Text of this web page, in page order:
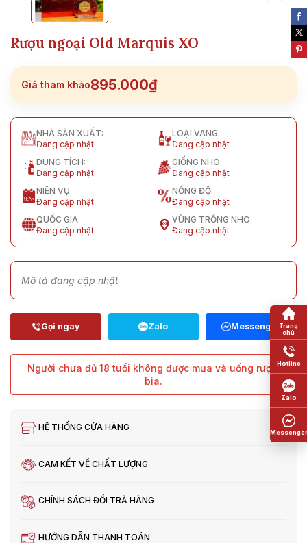
Rượu ngoại Old Marquis XO
Giá tham khảo895.000₫
NHÀ SẢN XUẤT:
Đang cập nhật
LOẠI VANG:
Đang cập nhật
DUNG TÍCH:
Đang cập nhật
GIỐNG NHO:
Đang cập nhật
NIÊN VỤ:
Đang cập nhật
NỒNG ĐỘ:
Đang cập nhật
QUỐC GIA:
Đang cập nhật
VÙNG TRỒNG NHO:
Đang cập nhật
Mô tả đang cập nhật
Người chưa đủ 18 tuổi không được mua và uống rượu,
bia.
HỆ THỐNG CỬA HÀNG
CAM KẾT VỀ CHẤT LƯỢNG
CHÍNH SÁCH ĐỔI TRẢ HÀNG
HƯỚNG DẪN THANH TOÁN